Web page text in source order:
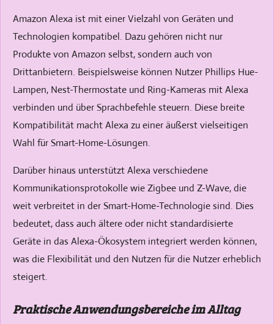
Amazon Alexa ist mit einer Vielzahl von Geräten und
Technologien kompatibel. Dazu gehören nicht nur
Produkte von Amazon selbst, sondern auch von
Drittanbietern. Beispielsweise können Nutzer Phillips Hue-
Lampen, Nest-Thermostate und Ring-Kameras mit Alexa
verbinden und über Sprachbefehle steuern. Diese breite
Kompatibilität macht Alexa zu einer äußerst vielseitigen
Wahl für Smart-Home-Lösungen.
Darüber hinaus unterstützt Alexa verschiedene
Kommunikationsprotokolle wie Zigbee und Z-Wave, die
weit verbreitet in der Smart-Home-Technologie sind. Dies
bedeutet, dass auch ältere oder nicht standardisierte
Geräte in das Alexa-Ökosystem integriert werden können,
was die Flexibilität und den Nutzen für die Nutzer erheblich
steigert.
Praktische Anwendungsbereiche im Alltag